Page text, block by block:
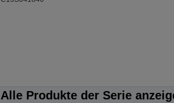
Alle Produkte der Serie